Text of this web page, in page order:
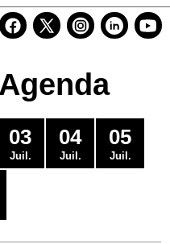
03
Juil.
04
Juil.
05
Juil.